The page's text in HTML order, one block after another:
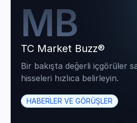
MB
TC Market Buzz®
Bir bakışta değerli içgörüler
hisseleri hızlıca belirleyin.
HABERLER VE GÖRÜŞLER